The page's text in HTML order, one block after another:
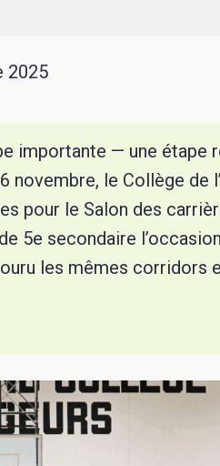
2025
importante — une étape
le Collège de
pour le Salon des
5e secondaire l’occasion
les mêmes corridors